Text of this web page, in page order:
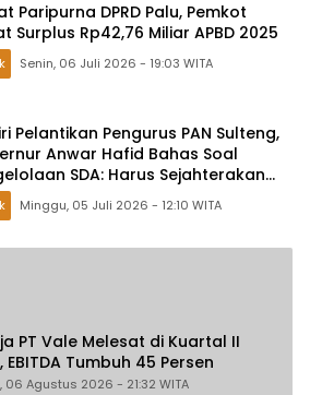
Paripurna DPRD Palu, Pemkot
Surplus Rp42,76 Miliar APBD 2025
Senin, 06 Juli 2026 - 19:03 WITA
Pelantikan Pengurus PAN Sulteng,
Anwar Hafid Bahas Soal
SDA: Harus Sejahterakan
Minggu, 05 Juli 2026 - 12:10 WITA
PT Vale Melesat di Kuartal II
EBITDA Tumbuh 45 Persen
06 Agustus 2026 - 21:32 WITA